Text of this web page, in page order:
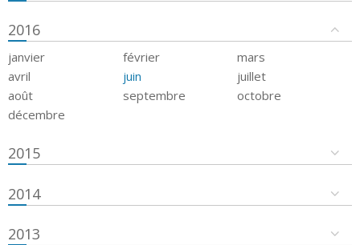
2016
janvier février
mars
avril
juin
juillet
août
septembre
octobre
décembre
2015
2014
2013